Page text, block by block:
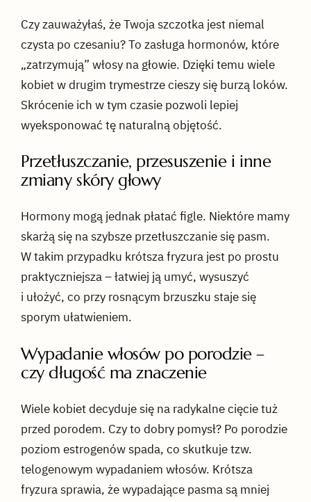
Czy zauważyłaś, że Twoja szczotka jest niemal
czysta po czesaniu? To zasługa hormonów, które
„zatrzymują” włosy na głowie. Dzięki temu wiele
kobiet w drugim trymestrze cieszy się burzą loków.
Skrócenie ich w tym czasie pozwoli lepiej
wyeksponować tę naturalną objętość.
Przetłuszczanie, przesuszenie i inne
zmiany skóry głowy
Hormony mogą jednak płatać figle. Niektóre mamy
skarżą się na szybsze przetłuszczanie się pasm.
W takim przypadku krótsza fryzura jest po prostu
praktyczniejsza – łatwiej ją umyć, wysuszyć
i ułożyć, co przy rosnącym brzuszku staje się
sporym ułatwieniem.
Wypadanie włosów po porodzie –
czy długość ma znaczenie
Wiele kobiet decyduje się na radykalne cięcie tuż
przed porodem. Czy to dobry pomysł? Po porodzie
poziom estrogenów spada, co skutkuje tzw.
telogenowym wypadaniem włosów. Krótsza
fryzura sprawia, że wypadające pasma są mniej